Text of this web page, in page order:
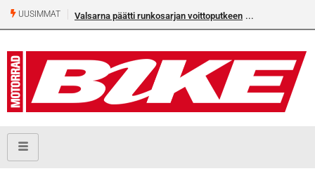
UUSIMMAT Valsarna päätti runkosarjan voittoputkeen